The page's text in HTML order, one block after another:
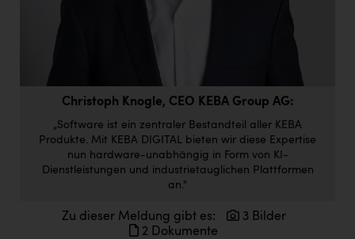
ERLUS AG
everfield
Firmenradl
Fristads Austria
HIG Infomotion Group
Immotech
Christoph Knogle, CEO KEBA Group AG:
„Software ist ein zentraler Bestandteil aller KEBA
Produkte. Mit KEBA DIGITAL bieten wir diese Expertise
nun hardware-unabhängig in Form von KI-
Dienstleistungen und industrietauglichen Plattformen
an."
Zu dieser Meldung gibt es:
3 Bilder
2 Dokumente